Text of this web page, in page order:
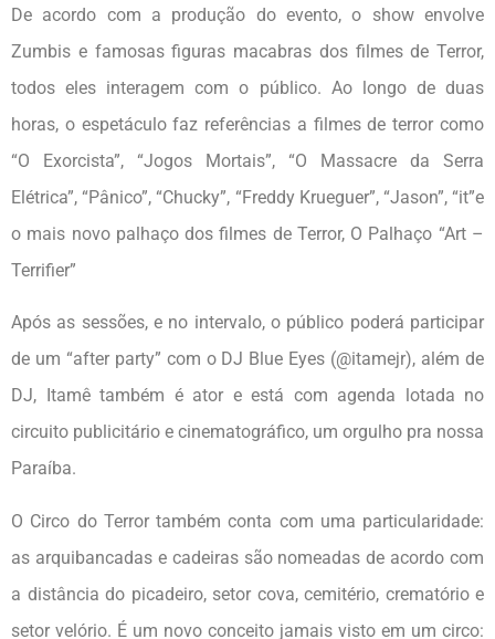
De acordo com a produção do evento, o show envolve
Zumbis e famosas figuras macabras dos filmes de Terror,
todos eles interagem com o público. Ao longo de duas
horas, o espetáculo faz referências a filmes de terror como
“O Exorcista”, “Jogos Mortais”, “O Massacre da Serra
Elétrica”, “Pânico”, “Chucky”, “Freddy Krueguer”, “Jason”, “it”e
o mais novo palhaço dos filmes de Terror, O Palhaço “Art –
Terrifier”
Após as sessões, e no intervalo, o público poderá participar
de um “after party” com o DJ Blue Eyes (@itamejr), além de
DJ, Itamê também é ator e está com agenda lotada no
circuito publicitário e cinematográfico, um orgulho pra nossa
Paraíba.
O Circo do Terror também conta com uma particularidade:
as arquibancadas e cadeiras são nomeadas de acordo com
a distância do picadeiro, setor cova, cemitério, crematório e
setor velório. É um novo conceito jamais visto em um circo: